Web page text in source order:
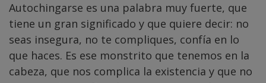
Autochingarse es una palabra muy fuerte, que
tiene un gran significado y que quiere decir: no
seas insegura, no te compliques, confía en lo
que haces. Es ese monstrito que tenemos en la
cabeza, que nos complica la existencia y que no